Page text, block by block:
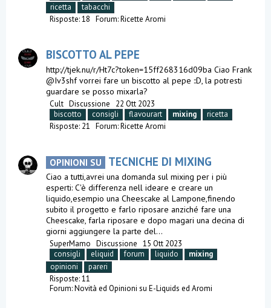
ricetta
tabacchi
Risposte: 18 Forum:Ricette Aromi
BISCOTTO AL PEPE
http://tjek.nu/r/Ht7c?token=15ff268316d09ba Ciao Frank
@Iv3shf vorrei fare un biscotto al pepe ::D, la potresti
guardare se posso mixarla?
Cult Discussione
22 Ott 2023
biscotto
consigli flavourart mixing
ricetta
Risposte: 21 Forum:Ricette Aromi
OPINIONI SU TECNICHE DI MIXING
Ciao a tutti,avrei una domanda sul mixing per i più
esperti: C'è differenza nell ideare e creare un
liquido,esempio una Cheescake al Lampone,finendo
subito il progetto e farlo riposare anziché fare una
Cheescake, farla riposare e dopo magari una decina di
giorni aggiungere la parte del...
SuperMamo Discussione 15 Ott 2023
consigli
eliquid forum liquido
mixing
opinioni
pareri
Risposte: 11
Forum:Novità ed Opinioni su E-Liquids ed Aromi